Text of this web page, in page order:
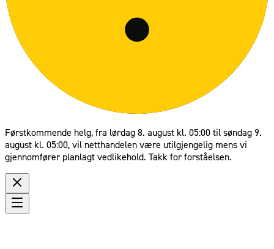
Førstkommende helg, fra lørdag 8. august kl. 05:00 til søndag 9.
august kl. 05:00, vil netthandelen være utilgjengelig mens vi
gjennomfører planlagt vedlikehold. Takk for forståelsen.